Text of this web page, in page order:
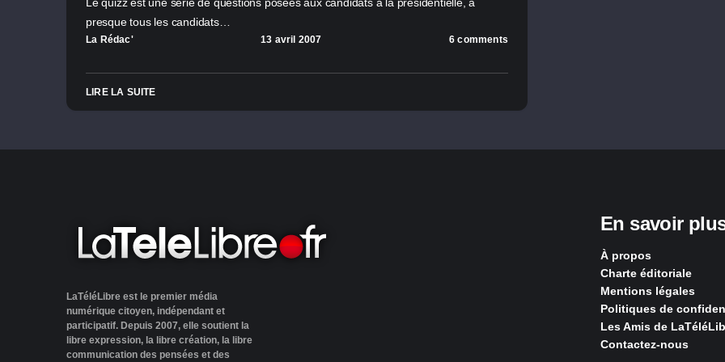
presque tous les candidats…
La Rédac' 13 avril 2007 6 comments
LIRE LA SUITE
LaTéléLibre est le premier média
numérique citoyen, indépendant et
participatif. Depuis 2007, elle soutient la
libre expression, la libre création, la libre
communication des pensées et des
En savoir
À propos
Charte éditoriale
Mentions légales
Politiques de
Les Amis de
Contactez-nous